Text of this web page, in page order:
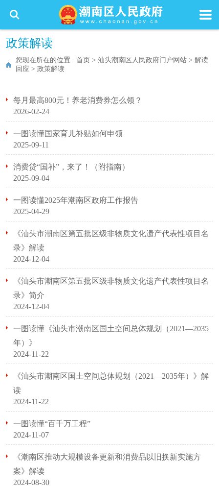
政策解读
您现在所在的位置 : 首页 > 汕头潮南区人民政府门户网站 > 解读
回应 > 政策解读
每月最高800元！养老消费券怎么领？
2026-02-24
一图读懂国家育儿补贴如何申领
2025-09-11
消费贷“国补”，来了！（附指南）
2025-09-04
一图读懂2025年潮南区政府工作报告
2025-04-29
《汕头市潮南区第五批区级非物质文化遗产代表性项目名
录》解读
2024-12-04
《汕头市潮南区第五批区级非物质文化遗产代表性项目名
录》简介
2024-12-04
一图读懂《汕头市潮南区国土空间总体规划（2021—2035
年）》
2024-11-22
《汕头市潮南区国土空间总体规划（2021—2035年）》解
读
2024-11-22
一图读懂“百千万工程”
2024-11-07
《潮南区推动大规模设备更新和消费品以旧换新实施方
案》解读
2024-08-30